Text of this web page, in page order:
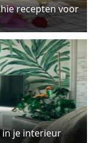
recepten voor
in je interieur